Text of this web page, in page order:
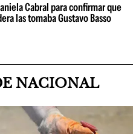
Cabral para confirmar que
las tomaba Gustavo Basso
NACIONAL